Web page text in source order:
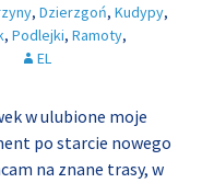
, Dzierzgoń, Kudypy,
, Podlejki, Ramoty,
EL
w ulubione moje
po starcie nowego
na znane trasy, w